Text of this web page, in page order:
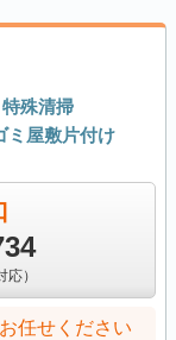
特殊清掃
ミ屋敷片付け
）
任せください